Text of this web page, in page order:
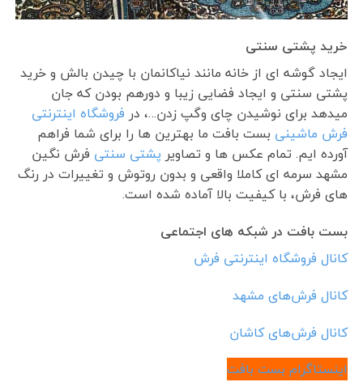
خرید پشتی سنتی
ایجاد گوشه ای از خانه مانند نیاکانمان با چیدن بالش و خرید
پشتی سنتی و ایجاد فضایی زیبا و دورهم بودن که جان
میدهد برای نوشیدن چای وگپ زدن…، در فروشگاه اینترنتی
فرش ماشینی بست بافت ما بهترین ها را برای شما فراهم
آورده ایم. تمام عکس ها و تصاویر پشتی سنتی فرش نگین
مشهد سرمه ای کاملا واقعی و بدون روتوش و تغییرات در رنگ
های فرش، با کیفیت بالا آماده شده است.
بست بافت در شبکه های اجتماعی
کانال فروشگاه اینترنتی فرش
کانال فرش‌های مشهد
کانال فرش‌های کاشان
اینستاگرام بست بافت